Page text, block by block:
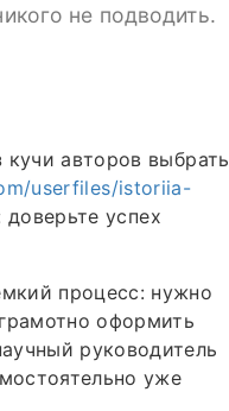
не подводить.
авторов выбрать
userfiles/istoriia-
успех
процесс: нужно
оформить
руководитель
уже